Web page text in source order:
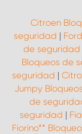
Citroen
seguridad |
de seguridad
Bloqueos de
seguridad |
Jumpy
de
seguridad |
Fiorino**